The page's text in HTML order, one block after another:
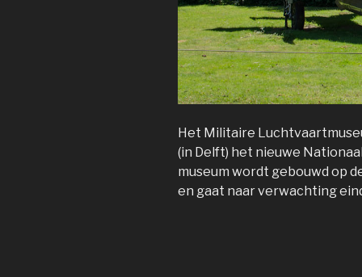
Het Militaire
(in Delft) het nieuwe
museum wordt gebouwd op
en gaat naar verwachting